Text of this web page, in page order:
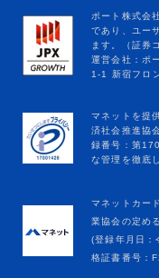
マネットカー
業協会の定め
(登録年月日
格証書番号：